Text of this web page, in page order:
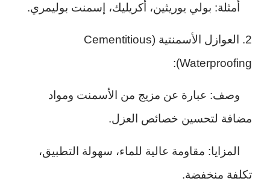
أمثلة: بولي يوريثين، أكريليك، إسمنت بوليمري.
2. العوازل الأسمنتية (Cementitious
Waterproofing):
وصف: عبارة عن مزيج من الأسمنت ومواد
مضافة لتحسين خصائص العزل.
المزايا: مقاومة عالية للماء، سهولة التطبيق،
تكلفة منخفضة.